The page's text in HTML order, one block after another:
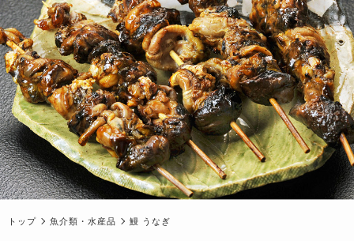
トップ 魚介類・水産品 鰻 うなぎ